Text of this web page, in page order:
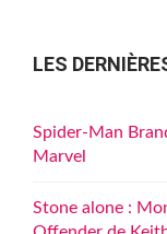
LES
Spider-Man
Marvel
Stone alone :